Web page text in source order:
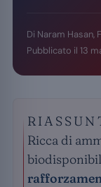
Di Naram Hasan,
Pubblicato il 13
Ricca di